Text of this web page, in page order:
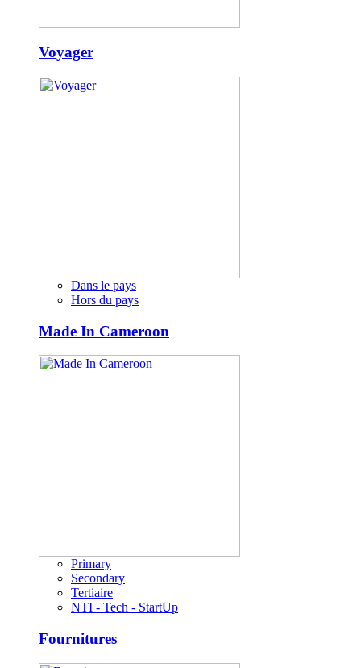
Voyager
Dans le pays
Hors du pays
Made In Cameroon
Primary
Secondary
Tertiaire
NTI - Tech - StartUp
Fournitures